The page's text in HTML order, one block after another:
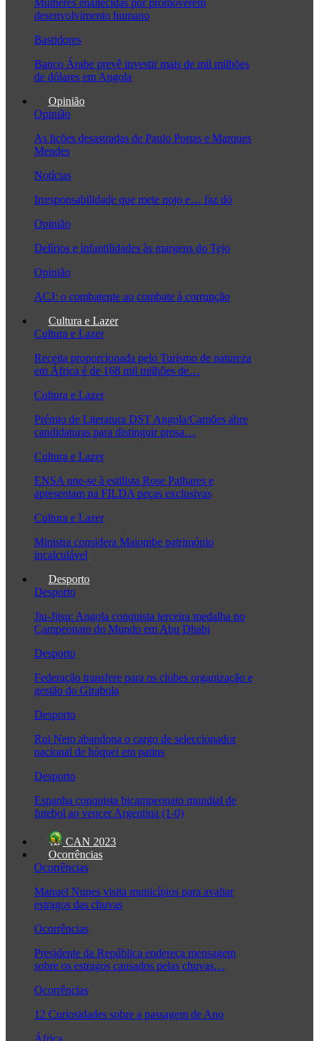
Mulheres enaltecidas por promoverem
desenvolvimento humano
Bastidores
Banco Árabe prevê investir mais de mil milhões
de dólares em Angola
Opinião
Opinião
As lições desastradas de Paulo Portas e Marques
Mendes
Notícias
Irresponsabilidade que mete nojo e… faz dó
Opinião
Delírios e infantilidades às margens do Tejo
Opinião
ACJ: o combatente ao combate à corrupção
Cultura e Lazer
Cultura e Lazer
Receita proporcionada pelo Turismo de natureza
em África é de 168 mil milhões de…
Cultura e Lazer
Prémio de Literatura DST Angola/Camões abre
candidaturas para distinguir prosa…
Cultura e Lazer
ENSA une-se à estilista Rose Palhares e
apresentam na FILDA peças exclusivas
Cultura e Lazer
Ministra considera Maiombe património
incalculável
Desporto
Desporto
Jiu-Jitsu: Angola conquista terceira medalha no
Campeonato do Mundo em Abu Dhabi
Desporto
Federação transfere para os clubes organização e
gestão do Girabola
Desporto
Rui Neto abandona o cargo de seleccionador
nacional de hóquei em patins
Desporto
Espanha conquista bicampeonato mundial de
futebol ao vencer Argentina (1-0)
CAN 2023
Ocorrências
Ocorrências
Manuel Nunes visita municípios para avaliar
estragos das chuvas
Ocorrências
Presidente da República endereça mensagem
sobre os estragos causados pelas chuvas…
Ocorrências
12 Curiosidades sobre a passagem de Ano
África